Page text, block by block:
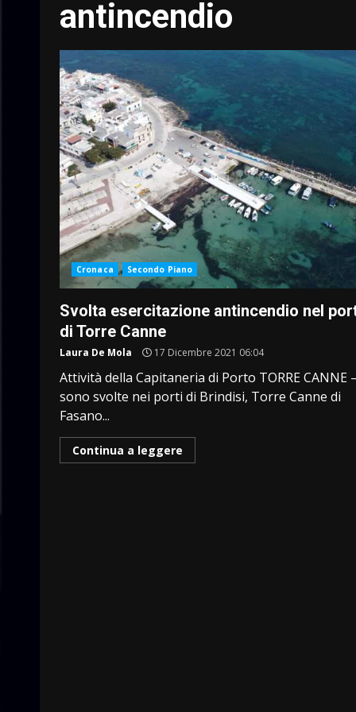
antincendio
Cronaca Secondo Piano
Svolta esercitazione antincendio nel
di Torre Canne
Laura De Mola 17 Dicembre 2021 06:04
Attività della Capitaneria di Porto TORRE CANNE
sono svolte nei porti di Brindisi, Torre Canne di
Fasano...
Continua a leggere